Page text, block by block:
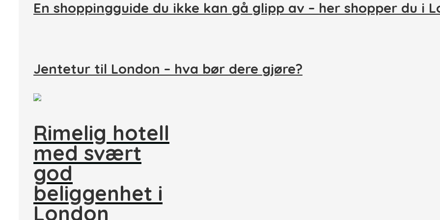
En shoppingguide du ikke kan gå glipp av – her shopper du i
Jentetur til London – hva bør dere gjøre?
Rimelig hotell
med svært
god
beliggenhet i
London